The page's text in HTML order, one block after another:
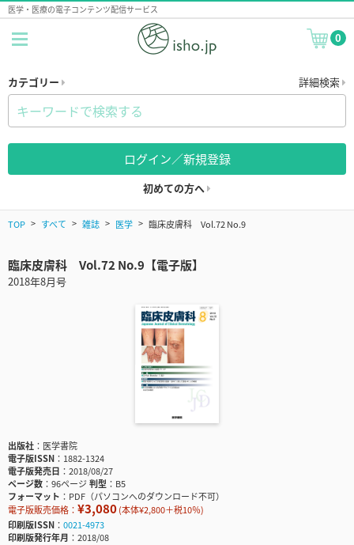
医学・医療の電子コンテンツ配信サービス
0
カテゴリー 詳細検索
ログイン／新規登録
初めての方へ
TOP すべて 雑誌 医学 臨床皮膚科 Vol.72 No.9
臨床皮膚科 Vol.72 No.9【電子版】
2018年8月号
出版社
医学書院
電子版ISSN
1882-1324
電子版発売日
2018/08/27
ページ数
96ページ判型
B5
フォーマット
PDF（パソコンへのダウンロード不可）
電子版販売価格： ¥3,080(本体¥2,800＋税10％)
印刷版ISSN
0021-4973
印刷版発行年月
2018/08